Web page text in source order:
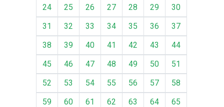
24
25 26 27 28 29
30
31
32 33 34 35 36
37
38
39 40 41 42 43
44
45
46 47 48 49 50
51
52
53 54 55 56 57
58
59
60 61 62 63 64
65